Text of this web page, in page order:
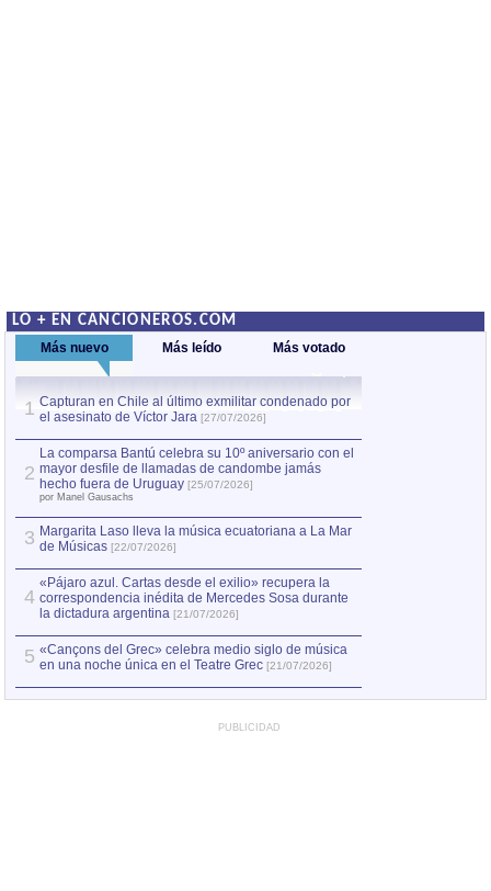
LO + EN CANCIONEROS.COM
Más nuevo Más leído Más votado
1 Capturan en Chile al último exmilitar condenado por
el asesinato de Víctor Jara [27/07/2026]
2
La comparsa Bantú celebra su 10º aniversario con el
mayor desfile de llamadas de candombe jamás
hecho fuera de Uruguay [25/07/2026]
por Manel Gausachs
3 Margarita Laso lleva la música ecuatoriana a La Mar
de Músicas [22/07/2026]
4
«Pájaro azul. Cartas desde el exilio» recupera la
correspondencia inédita de Mercedes Sosa durante
la dictadura argentina [21/07/2026]
5 «Cançons del Grec» celebra medio siglo de música
en una noche única en el Teatre Grec [21/07/2026]
PUBLICIDAD